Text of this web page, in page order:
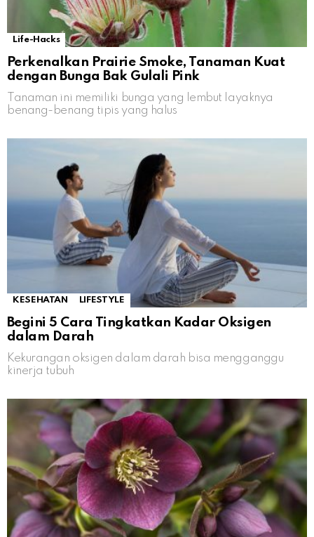
Life-Hacks
Perkenalkan Prairie Smoke, Tanaman Kuat
dengan Bunga Bak Gulali Pink
Tanaman ini memiliki bunga yang lembut layaknya
benang-benang tipis yang halus
KESEHATAN LIFESTYLE
Begini 5 Cara Tingkatkan Kadar Oksigen
dalam Darah
Kekurangan oksigen dalam darah bisa mengganggu
kinerja tubuh